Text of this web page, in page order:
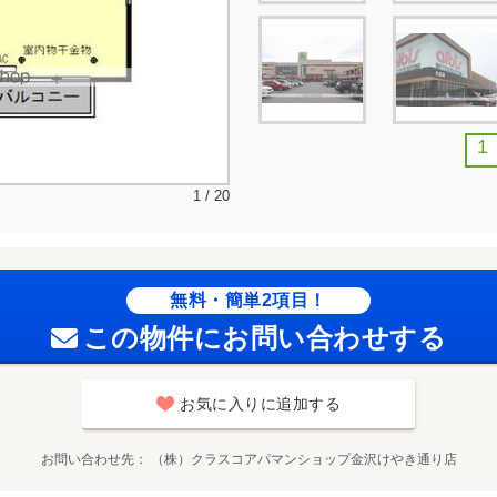
1 / 20
1
無料・簡単2項目！
この物件にお問い合わせする
お気に入りに追加する
お問い合わせ先 （株）クラスコアパマンショップ金沢けやき通り店